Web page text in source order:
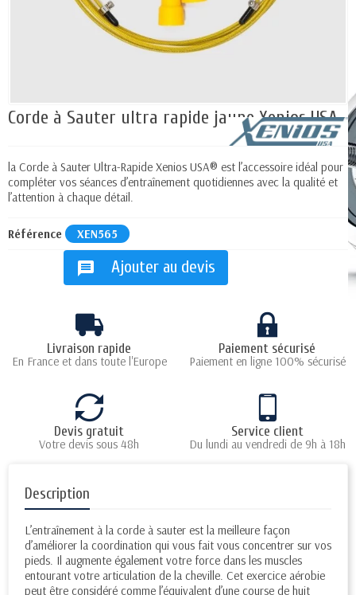
Corde à Sauter ultra rapide jaune Xenios USA
la Corde à Sauter Ultra-Rapide Xenios USA® est l’accessoire idéal pour
compléter vos séances d’entraînement quotidiennes avec la qualité et
l’attention à chaque détail.
Référence XEN565
message Ajouter au devis
Livraison rapide
En France et dans toute l'Europe
Paiement sécurisé
Paiement en ligne 100% sécurisé
Devis gratuit
Votre devis sous 48h
Service client
Du lundi au vendredi de 9h à 18h
Description
L’entraînement à la corde à sauter est la meilleure façon
d’améliorer la coordination qui vous fait vous concentrer sur vos
pieds. Il augmente également votre force dans les muscles
entourant votre articulation de la cheville. Cet exercice aérobie
peut être considéré comme l’équivalent d’une course de huit